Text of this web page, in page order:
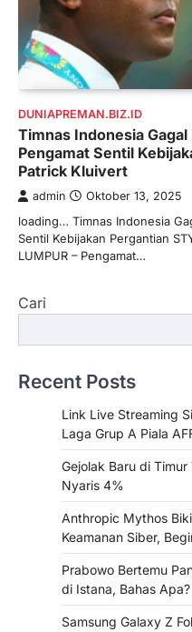
DUNIAPREMAN.BIZ.ID
Timnas Indonesia
Pengamat Sentil
Patrick Kluivert
admin Oktober 13, 2025
loading… Timnas Indonesia
Sentil Kebijakan Pergantian
LUMPUR – Pengamat…
Cari
Recent Posts
Link Live Streaming
Laga Grup A Piala
Gejolak Baru di
Nyaris 4%
Anthropic Mythos
Keamanan Siber,
Prabowo Bertemu
di Istana, Bahas Apa?
Samsung Galaxy Z